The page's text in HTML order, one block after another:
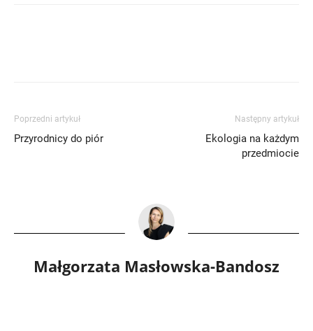
Poprzedni artykuł
Przyrodnicy do piór
Następny artykuł
Ekologia na każdym
przedmiocie
Małgorzata Masłowska-Bandosz